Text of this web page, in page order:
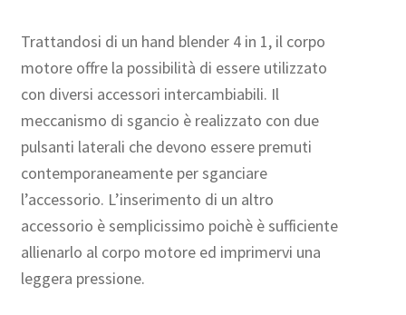
Trattandosi di un hand blender 4 in 1, il corpo
motore offre la possibilità di essere utilizzato
con diversi accessori intercambiabili. Il
meccanismo di sgancio è realizzato con due
pulsanti laterali che devono essere premuti
contemporaneamente per sganciare
l’accessorio. L’inserimento di un altro
accessorio è semplicissimo poichè è sufficiente
allienarlo al corpo motore ed imprimervi una
leggera pressione.